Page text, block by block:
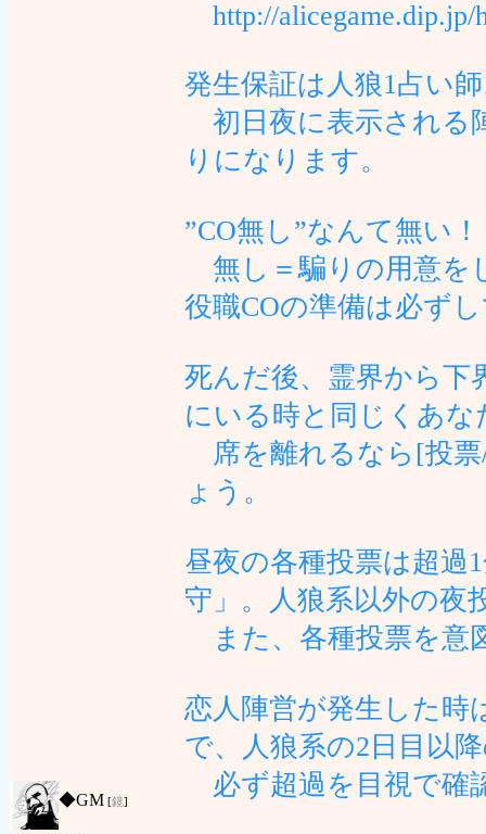
◆GM [鏡]
http://alicegame.dip.jp/
発生保証は人狼1占い
初日夜に表示される
りになります。
”CO無し”なんて無い
無し＝騙りの用意を
役職COの準備は必ず
死んだ後、霊界から下
にいる時と同じくあ
席を離れるなら[投票
ょう。
昼夜の各種投票は超過
守」。人狼系以外の夜
また、各種投票を意
恋人陣営が発生した時
で、人狼系の2日目以
必ず超過を目視で確